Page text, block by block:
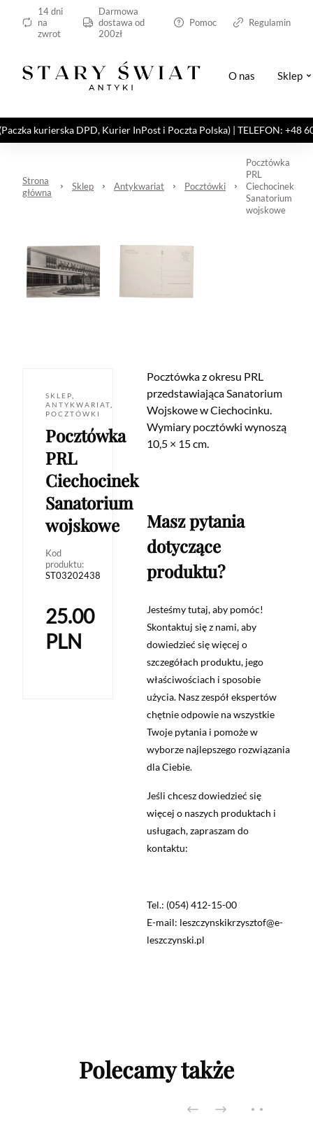
14 dni
na
zwrot
Darmowa
dostawa od
200zł
Pomoc Regulamin
O nas Sklep
kurierska DPD, Kurier InPost i Poczta Polska) | TELEFON: +48
Strona
główna
Sklep Antykwariat Pocztówki
Pocztówka
PRL
Ciechocinek
Sanatorium
wojskowe
SKLEP
ANTYKWARIAT
POCZTÓWKI
Pocztówka
PRL
Ciechocinek
Sanatorium
wojskowe
Kod
produktu:
ST03202438
25.00
PLN
Pocztówka z okresu PRL
przedstawiająca Sanatorium
Wojskowe w Ciechocinku.
Wymiary pocztówki wynoszą
10,5 × 15 cm.
Masz pytania
dotyczące
produktu?
Jesteśmy tutaj, aby pomóc!
Skontaktuj się z nami, aby
dowiedzieć się więcej o
szczegółach produktu, jego
właściwościach i sposobie
użycia. Nasz zespół ekspertów
chętnie odpowie na wszystkie
Twoje pytania i pomoże w
wyborze najlepszego rozwiązania
dla Ciebie.
Jeśli chcesz dowiedzieć się
więcej o naszych produktach i
usługach, zapraszam do
kontaktu:
Tel.: (054) 412-15-00
E-mail: leszczynskikrzysztof@e-
leszczynski.pl
Polecamy także